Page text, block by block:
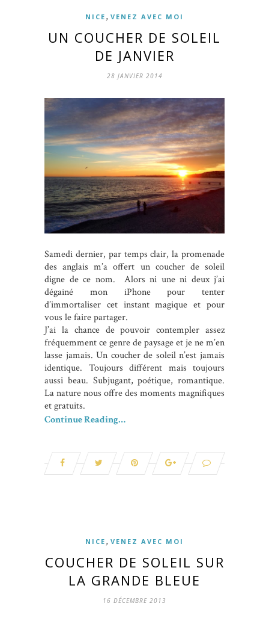
NICE , VENEZ AVEC MOI
UN COUCHER DE SOLEIL
DE JANVIER
28 JANVIER 2014
Samedi dernier, par temps clair, la promenade
des anglais m’a offert un coucher de soleil
digne de ce nom. Alors ni une ni deux j’ai
dégainé mon iPhone pour tenter
d’immortaliser cet instant magique et pour
vous le faire partager.
J’ai la chance de pouvoir contempler assez
fréquemment ce genre de paysage et je ne m’en
lasse jamais. Un coucher de soleil n’est jamais
identique. Toujours différent mais toujours
aussi beau. Subjugant, poétique, romantique.
La nature nous offre des moments magnifiques
et gratuits.
Continue Reading…
NICE , VENEZ AVEC MOI
COUCHER DE SOLEIL SUR
LA GRANDE BLEUE
16 DÉCEMBRE 2013